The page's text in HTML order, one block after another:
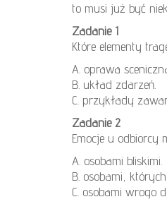
to musi już być
Zadanie 1
Które elementy
A. oprawa
B. układ zdarzeń.
C. przykłady
Zadanie 2
Emocje u
A. osobami bliskimi.
B. osobami,
C. osobami wrogo